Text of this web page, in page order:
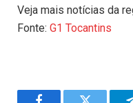
Veja mais notícias da
Fonte: G1 Tocantins